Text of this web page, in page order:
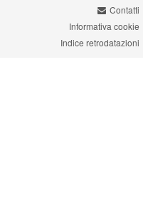
Contatti
Informativa cookie
Indice retrodatazioni